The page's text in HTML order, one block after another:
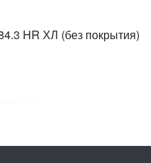
HR ХЛ (без покрытия)